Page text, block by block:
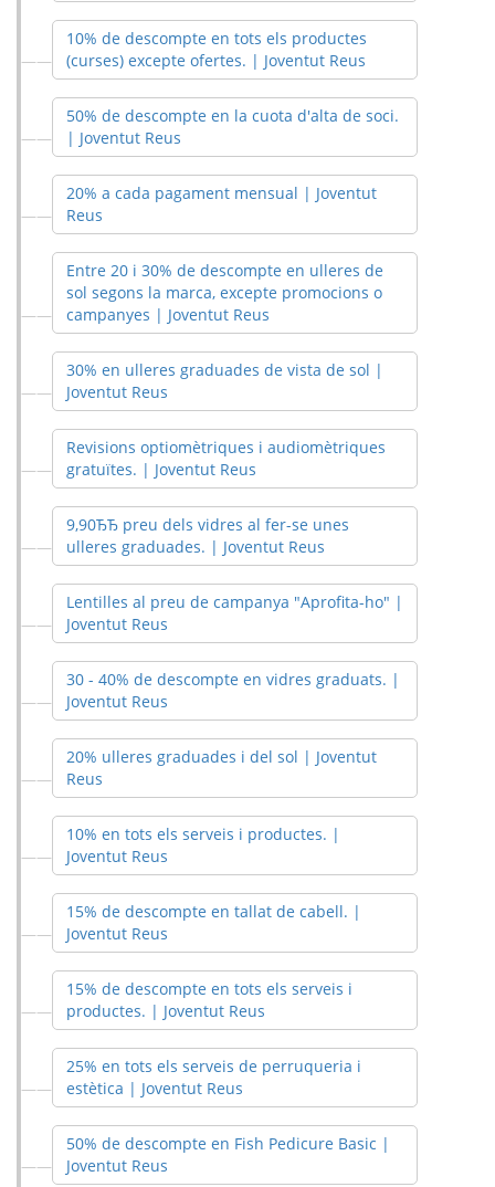
10% de descompte en tots els productes
(curses) excepte ofertes. | Joventut Reus
50% de descompte en la cuota d'alta de soci.
| Joventut Reus
20% a cada pagament mensual | Joventut
Reus
Entre 20 i 30% de descompte en ulleres de
sol segons la marca, excepte promocions o
campanyes | Joventut Reus
30% en ulleres graduades de vista de sol |
Joventut Reus
Revisions optiomètriques i audiomètriques
gratuïtes. | Joventut Reus
9,90ЂЂ preu dels vidres al fer-se unes
ulleres graduades. | Joventut Reus
Lentilles al preu de campanya "Aprofita-ho" |
Joventut Reus
30 - 40% de descompte en vidres graduats. |
Joventut Reus
20% ulleres graduades i del sol | Joventut
Reus
10% en tots els serveis i productes. |
Joventut Reus
15% de descompte en tallat de cabell. |
Joventut Reus
15% de descompte en tots els serveis i
productes. | Joventut Reus
25% en tots els serveis de perruqueria i
estètica | Joventut Reus
50% de descompte en Fish Pedicure Basic |
Joventut Reus